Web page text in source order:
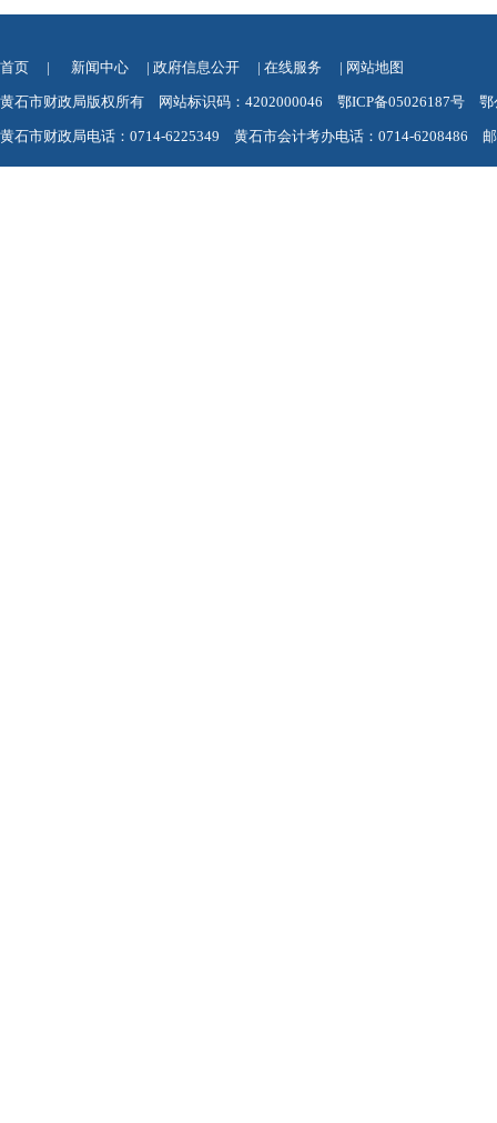
首页 | 新闻中心 | 政府信息公开 | 在线服务 | 网站地图
黄石市财政局版权所有 网站标识码：4202000046 鄂ICP备05026187号 鄂
黄石市财政局电话：0714-6225349 黄石市会计考办电话：0714-6208486